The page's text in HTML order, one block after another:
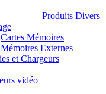
Produits Divers
Cartes Mémoires
Mémoires Externes
et Chargeurs
vidéo